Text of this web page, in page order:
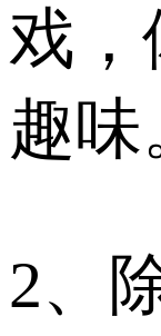
戏，
趣味
2、